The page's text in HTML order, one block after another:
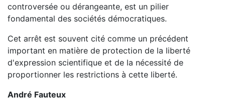
controversée ou dérangeante, est un pilier
fondamental des sociétés démocratiques.
Cet arrêt est souvent cité comme un précédent
important en matière de protection de la liberté
d'expression scientifique et de la nécessité de
proportionner les restrictions à cette liberté.
André Fauteux